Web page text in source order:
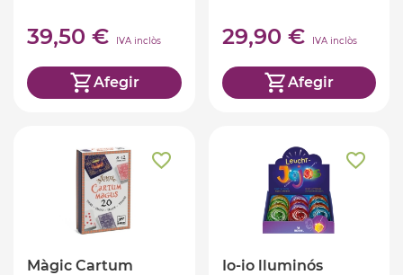
39,50 € IVA inclòs
Afegir
29,90 € IVA inclòs
Afegir
Màgic Cartum
Io-io lluminós